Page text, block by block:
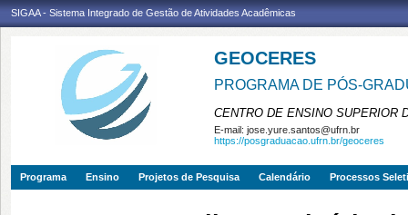
SIGAA - Sistema Integrado de Gestão de Atividades Acadêmicas
GEOCERES
PROGRAMA DE PÓS-
CENTRO DE ENSINO SUPERIOR
E-mail: jose.yure.santos@ufrn.br
https://posgraduacao.ufrn.br/geoceres
Programa Ensino Projetos de Pesquisa Calendário Processos